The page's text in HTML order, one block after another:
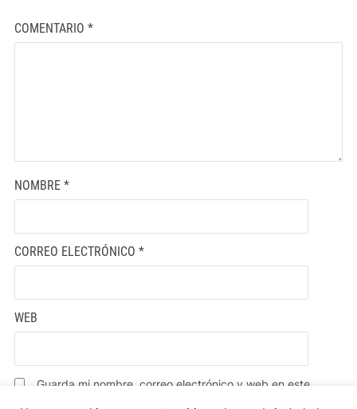
COMENTARIO *
NOMBRE *
CORREO ELECTRÓNICO *
WEB
Guarda mi nombre, correo electrónico y web en este